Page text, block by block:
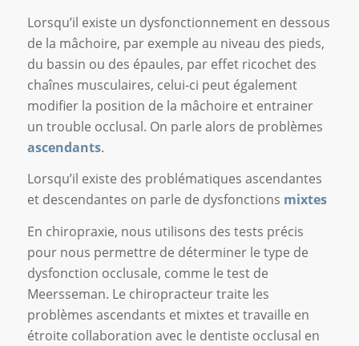
Lorsqu’il existe un dysfonctionnement en dessous
de la mâchoire, par exemple au niveau des pieds,
du bassin ou des épaules, par effet ricochet des
chaînes musculaires, celui-ci peut également
modifier la position de la mâchoire et entrainer
un trouble occlusal. On parle alors de problèmes
ascendants.
Lorsqu’il existe des problématiques ascendantes
et descendantes on parle de dysfonctions mixtes
En chiropraxie, nous utilisons des tests précis
pour nous permettre de déterminer le type de
dysfonction occlusale, comme le test de
Meersseman. Le chiropracteur traite les
problèmes ascendants et mixtes et travaille en
étroite collaboration avec le dentiste occlusal en